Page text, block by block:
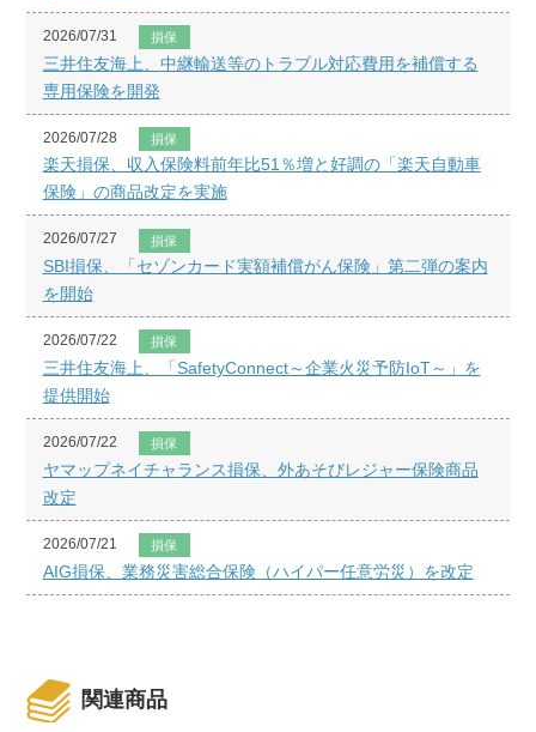
2026/07/31 損保
三井住友海上、中継輸送等のトラブル対応費用を補償する
専用保険を開発
2026/07/28 損保
楽天損保、収入保険料前年比51％増と好調の「楽天自動車
保険」の商品改定を実施
2026/07/27 損保
SBI損保、「セゾンカード実額補償がん保険」第二弾の案内
を開始
2026/07/22 損保
三井住友海上、「SafetyConnect～企業火災予防IoT～」を
提供開始
2026/07/22 損保
ヤマップネイチャランス損保、外あそびレジャー保険商品
改定
2026/07/21 損保
AIG損保、業務災害総合保険（ハイパー任意労災）を改定
関連商品